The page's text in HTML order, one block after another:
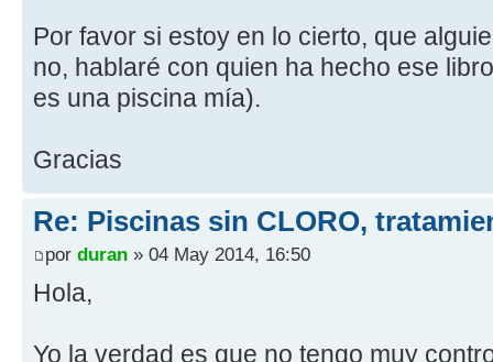
Por favor si estoy en lo cierto, que
no, hablaré con quien ha hecho ese
es una piscina mía).
Gracias
Re: Piscinas sin CLORO,
por duran » 04 May 2014, 16:50
Hola,
Yo la verdad es que no tengo muy